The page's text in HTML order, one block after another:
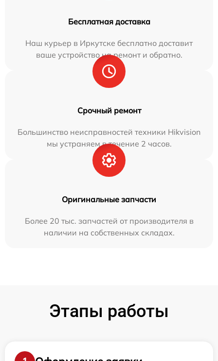
Бесплатная доставка
Наш курьер в Иркутске бесплатно доставит
ваше устройство на ремонт и обратно.
Срочный ремонт
Большинство неисправностей техники Hikvision
мы устраняем в течение 2 часов.
Оригинальные запчасти
Более 20 тыс. запчастей от производителя в
наличии на собственных складах.
Этапы работы